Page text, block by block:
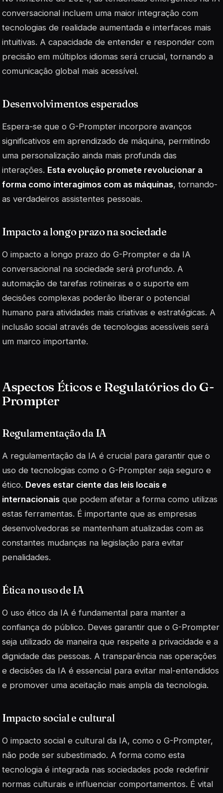
conversacional incluem uma maior integração com
tecnologias de realidade aumentada e interfaces mais
intuitivas. A capacidade de entender e responder com
precisão em múltiplos idiomas será crucial, tornando a
comunicação global mais acessível.
Desenvolvimentos esperados
Espera-se que o G-Prompter incorpore avanços
significativos em aprendizado de máquina, permitindo
uma personalização ainda mais profunda das
interações. Esta evolução promete revolucionar a
forma como interagimos com as máquinas, tornando-
as verdadeiros assistentes pessoais.
Impacto a longo prazo na sociedade
O impacto a longo prazo do G-Prompter e da IA
conversacional na sociedade será profundo. A
automação de tarefas rotineiras e o suporte em
decisões complexas poderão liberar o potencial
humano para atividades mais criativas e estratégicas. A
inclusão social através de tecnologias acessíveis será
um marco importante.
Aspectos Éticos e Regulatórios do G-
Prompter
Regulamentação da IA
A regulamentação da IA é crucial para garantir que o
uso de tecnologias como o G-Prompter seja seguro e
ético. Deves estar ciente das leis locais e
internacionais que podem afetar a forma como utilizas
estas ferramentas. É importante que as empresas
desenvolvedoras se mantenham atualizadas com as
constantes mudanças na legislação para evitar
penalidades.
Ética no uso de IA
O uso ético da IA é fundamental para manter a
confiança do público. Deves garantir que o G-Prompter
seja utilizado de maneira que respeite a privacidade e a
dignidade das pessoas. A transparência nas operações
e decisões da IA é essencial para evitar mal-entendidos
e promover uma aceitação mais ampla da tecnologia.
Impacto social e cultural
O impacto social e cultural da IA, como o G-Prompter,
não pode ser subestimado. A forma como esta
tecnologia é integrada nas sociedades pode redefinir
normas culturais e influenciar comportamentos. É vital